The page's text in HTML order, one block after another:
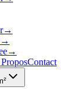
→
→
→
Contact